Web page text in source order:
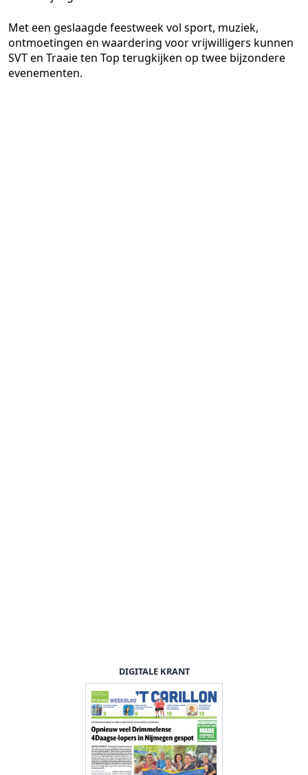
Met een geslaagde feestweek vol sport, muziek,
ontmoetingen en waardering voor vrijwilligers kunnen
SVT en Traaie ten Top terugkijken op twee bijzondere
evenementen.
DIGITALE KRANT